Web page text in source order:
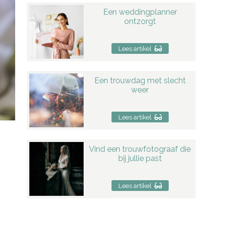
Een weddingplanner
ontzorgt
Lees artikel
Een trouwdag met slecht
weer
Lees artikel
Vind een trouwfotograaf die
bij jullie past
Lees artikel